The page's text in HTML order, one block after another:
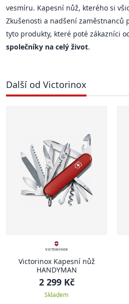
vesmíru. Kapesní nůž, kterého si
Zkušenosti a nadšení zaměstnanců
tyto produkty, které poté zákazníci
společníky na celý život.
Další od Victorinox
Victorinox Kapesní nůž
HANDYMAN
2 299 Kč
Skladem